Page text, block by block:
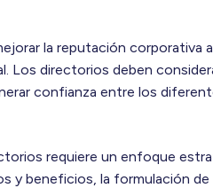
la reputación corporativa
Los directorios deben
confianza entre los
requiere un enfoque
y beneficios, la formulación de